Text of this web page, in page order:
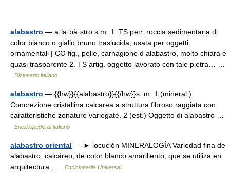
alabastro — a·la·bà·stro s.m. 1. TS petr. roccia sedimentaria di
color bianco o giallo bruno traslucida, usata per oggetti
ornamentali | CO fig., pelle, carnagione d alabastro, molto chiara e
quasi trasparente 2. TS artig. oggetto lavorato con tale pietra… …
Dizionario italiano
alabastro — {{hw}}{{alabastro}}{{/hw}}s. m. 1 (mineral.)
Concrezione cristallina calcarea a struttura fibroso raggiata con
caratteristiche zonature variegate. 2 (est.) Oggetto di alabastro …
Enciclopedia di italiano
alabastro oriental — ► locución MINERALOGÍA Variedad fina de
alabastro, calcáreo, de color blanco amarillento, que se utiliza en
arquitectura …
Enciclopedia Universal